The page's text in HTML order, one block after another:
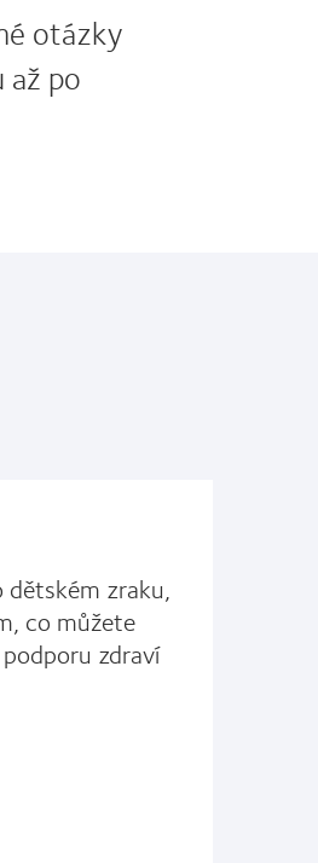
otázky
po
zraku,
co můžete
zdraví